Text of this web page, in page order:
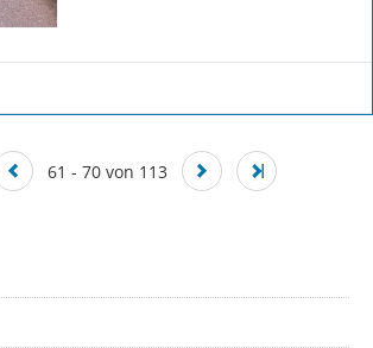
61 - 70 von 113